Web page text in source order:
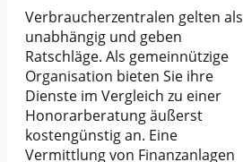
Verbraucherzentralen gelten als
unabhängig und geben
Ratschläge. Als gemeinnützige
Organisation bieten Sie ihre
Dienste im Vergleich zu einer
Honorarberatung äußerst
kostengünstig an. Eine
Vermittlung von Finanzanlagen